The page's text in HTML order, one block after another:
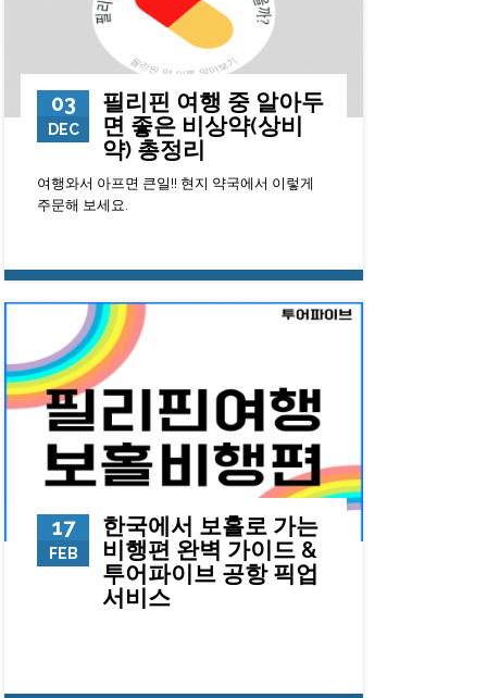
03
DEC
필리핀 여행 중 알아두
면 좋은 비상약(상비
약) 총정리
여행와서 아프면 큰일!! 현지 약국에서 이렇게
주문해 보세요.
22124 0 23
17
FEB
한국에서 보홀로 가는
비행편 완벽 가이드 &
투어파이브 공항 픽업
서비스